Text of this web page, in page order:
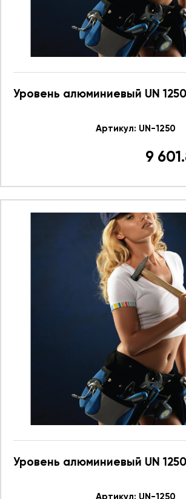
Уровень алюминиевый UN
Артикул: UN-1250
9
Уровень алюминиевый UN
Артикул: UN-1250